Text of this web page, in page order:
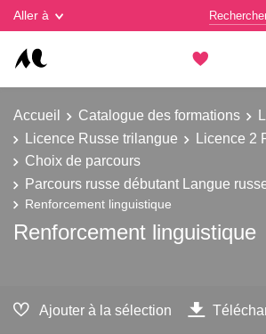
Aller à
Accueil Catalogue des formations
Licence Russe trilangue
Licence 2
Choix de parcours
Parcours russe débutant Langue
Renforcement linguistique
Renforcement linguistique
Ajouter à la sélection
Gestion des cookies